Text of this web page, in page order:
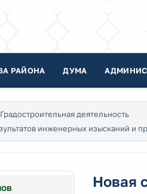
РАЙОНА ДУМА
Градостроительная деятельность
инженерных изысканий и
Новая